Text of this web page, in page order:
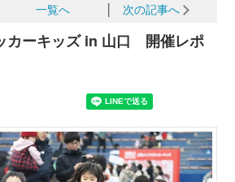
一覧へ 次の記事へ
カーキッズ in 山口 開催レポ